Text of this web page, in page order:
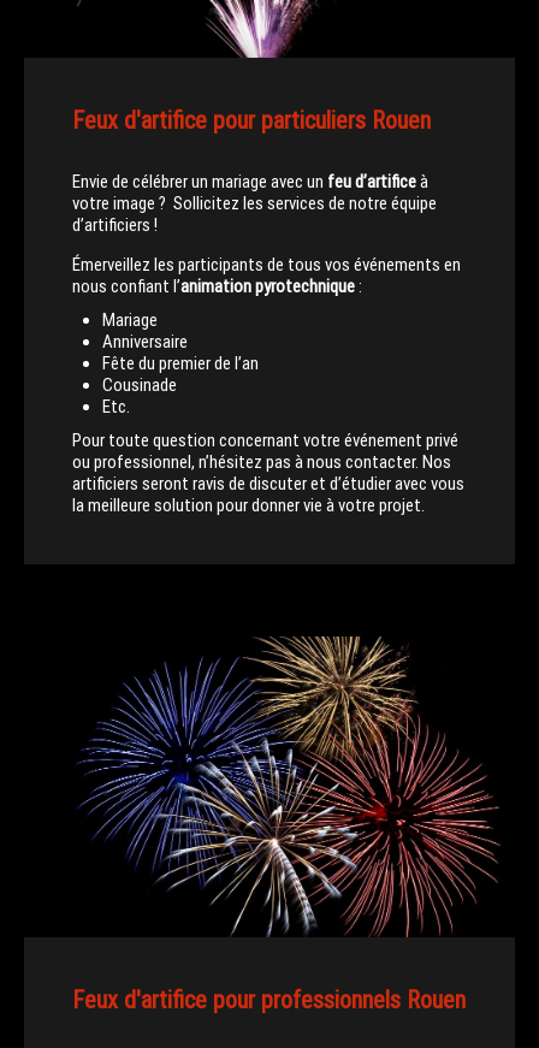
Feux d'artifice pour particuliers Rouen
Envie de célébrer un mariage avec un feu d’artificeà
votre image ? Sollicitez les services de notre équipe
d’artificiers !
Émerveillez les participants de tous vos événements en
nous confiant l’animation pyrotechnique:
Mariage
Anniversaire
Fête du premier de l’an
Cousinade
Etc.
Pour toute question concernant votre événement privé
ou professionnel, n’hésitez pas à nous contacter. Nos
artificiers seront ravis de discuter et d’étudier avec vous
la meilleure solution pour donner vie à votre projet.
Feux d'artifice pour professionnels Rouen